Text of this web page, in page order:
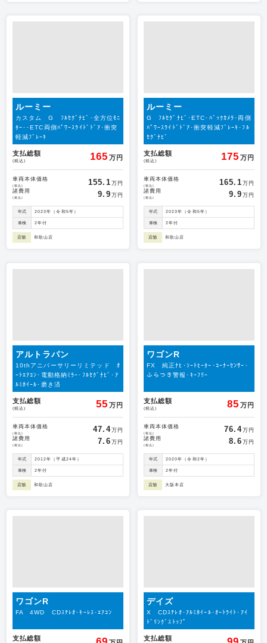
ルーミー
カスタム G ﾌﾙｾｸﾞﾅﾋﾞ･全方位ﾓﾆ
ﾀｰ･･ETC両側ﾊﾟﾜｰｽﾗｲﾄﾞﾄﾞｱ･衝突
軽減ﾌﾞﾚｰｷ
支払総額
(税込) 165 万円
車両本体価格
(税込) 155.1 万円
諸費用
(税込) 9.9 万円
年式 2023年（令和5年）
車検 2年付
店舗 和歌山店
ルーミー
G ﾌﾙｾｸﾞﾅﾋﾞ･ETC･ﾊﾞｯｸｶﾒﾗ･両側
ﾊﾟﾜｰｽﾗｲﾄﾞﾄﾞｱ･衝突軽減ﾌﾞﾚｰｷ･ﾌﾙ
ｾｸﾞﾅﾋﾞ
支払総額
(税込) 175 万円
車両本体価格
(税込) 165.1 万円
諸費用
(税込) 9.9 万円
年式 2023年（令和5年）
車検 2年付
店舗 和歌山店
アルトラパン
10thアニバーサリーリミテッド ｵ
ｰﾄｴｱｺﾝ･電動格納ﾐﾗｰ･ﾌﾙｾｸﾞﾅﾋﾞ･ｱ
ﾙﾐﾎｲｰﾙ･磨き済
支払総額
(税込) 55 万円
車両本体価格
(税込) 47.4万円
諸費用
(税込) 7.6 万円
年式 2012年（平成24年）
車検 2年付
店舗 和歌山店
ワゴンR
FX 純正ﾅﾋ･ｼｰﾄﾋｰﾀｰ･ｺｰﾅｰｾﾝｻｰ･
ふらつき警報･ｷｰﾌﾘｰ
支払総額
(税込) 85 万円
車両本体価格
(税込) 76.4万円
諸費用
(税込) 8.6 万円
年式 2020年（令和2年）
車検 2年付
店舗 大阪本店
ワゴンR
FA 4WD CDｽﾃﾚｵ･ｷｰﾚｽ･ｴｱｺﾝ
支払総額
デイズ
X CDｽﾃﾚｵ･ｱﾙﾐﾎｲｰﾙ･ｵｰﾄﾗｲﾄ･ｱｲ
ﾄﾞﾘﾝｸﾞｽﾄｯﾌﾟ
支払総額